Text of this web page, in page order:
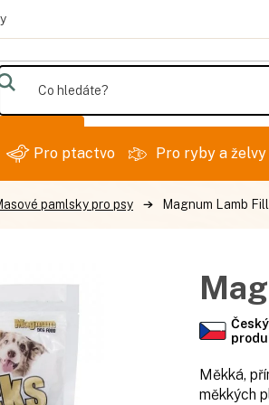
Pro ptactvo Pro ryby a želvy
pamlsky pro psy Magnum Lamb
Měkká,
měkkých
Český